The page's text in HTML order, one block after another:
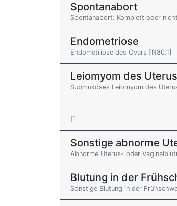
Spontanabort
Spontanabort: Komplett oder
Endometriose
Endometriose des Ovars [N80.1]
Leiomyom des Uterus
Submuköses Leiomyom des
[]
Sonstige abnorme
Abnorme Uterus- oder
Blutung in der
Sonstige Blutung in der